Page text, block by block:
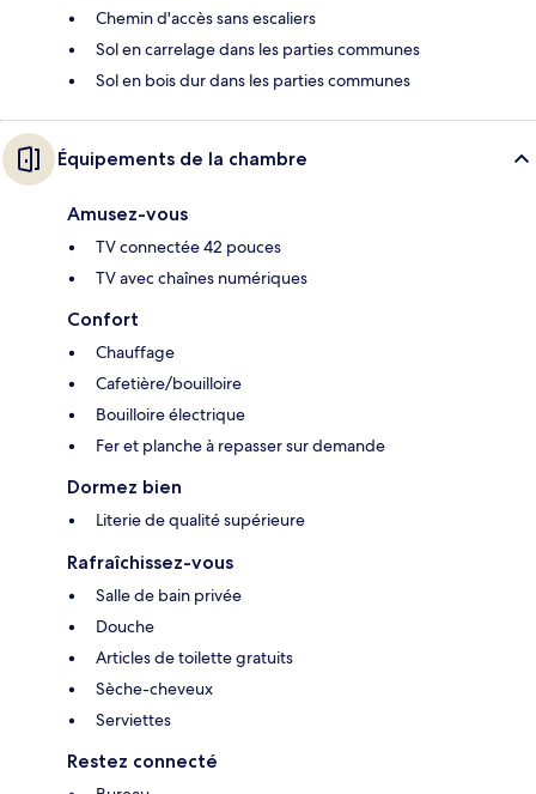
Chemin d'accès sans escaliers
Sol en carrelage dans les parties communes
Sol en bois dur dans les parties communes
Équipements de la chambre
Amusez-vous
TV connectée 42 pouces
TV avec chaînes numériques
Confort
Chauffage
Cafetière/bouilloire
Bouilloire électrique
Fer et planche à repasser sur demande
Dormez bien
Literie de qualité supérieure
Rafraîchissez-vous
Salle de bain privée
Douche
Articles de toilette gratuits
Sèche-cheveux
Serviettes
Restez connecté